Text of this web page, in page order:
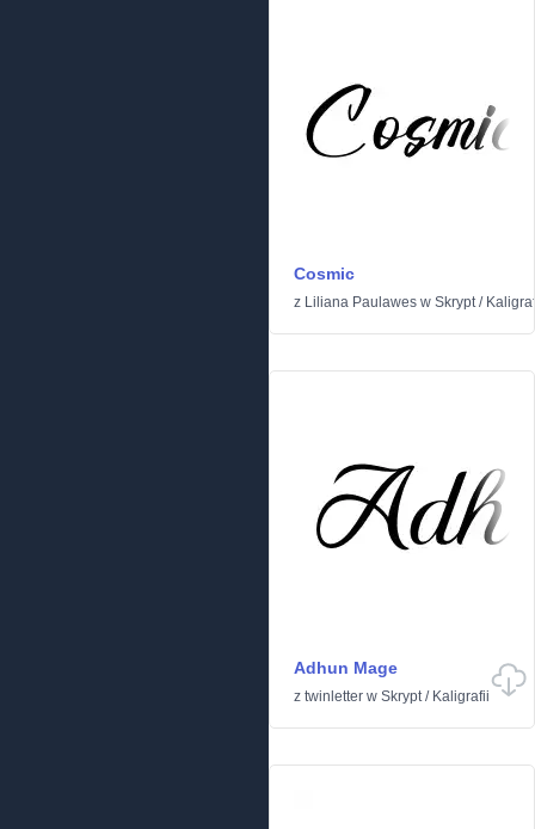
Cosmic
z Liliana Paulawes w Skrypt/
Adhun Mage
z twinletter w Skrypt/ Kaligrafii